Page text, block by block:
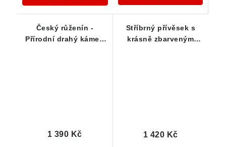
Český růženín -
Přírodní drahý kámen
1 390 Kč
Stříbrný přívěsek s
krásně zbarveným
1 420 Kč